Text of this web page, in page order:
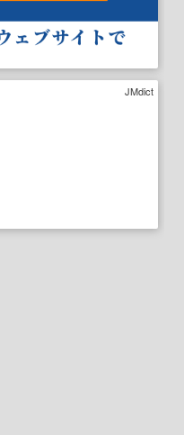
JMdict